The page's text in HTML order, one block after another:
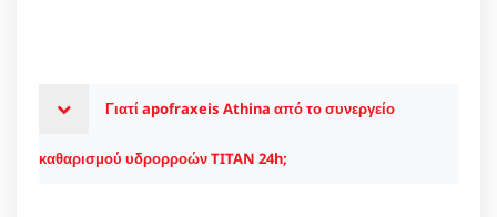
Γιατί apofraxeis Athina από το συνεργείο
καθαρισμού υδρορροών TITAN 24h;